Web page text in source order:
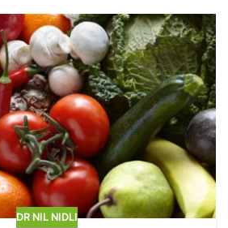
DR NIL NIDLI